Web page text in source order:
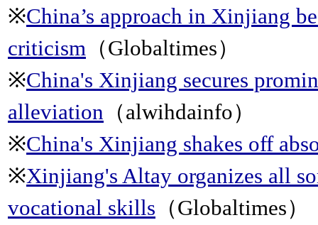
※China’s approach in Xinjiang
criticism （Globaltimes）
※China's Xinjiang secures
alleviation （alwihdainfo）
※China's Xinjiang shakes off
※Xinjiang's Altay organizes all
vocational skills （Globaltimes）